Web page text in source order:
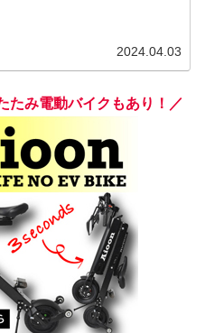
2024.04.03
たみ電動バイクもあり！／